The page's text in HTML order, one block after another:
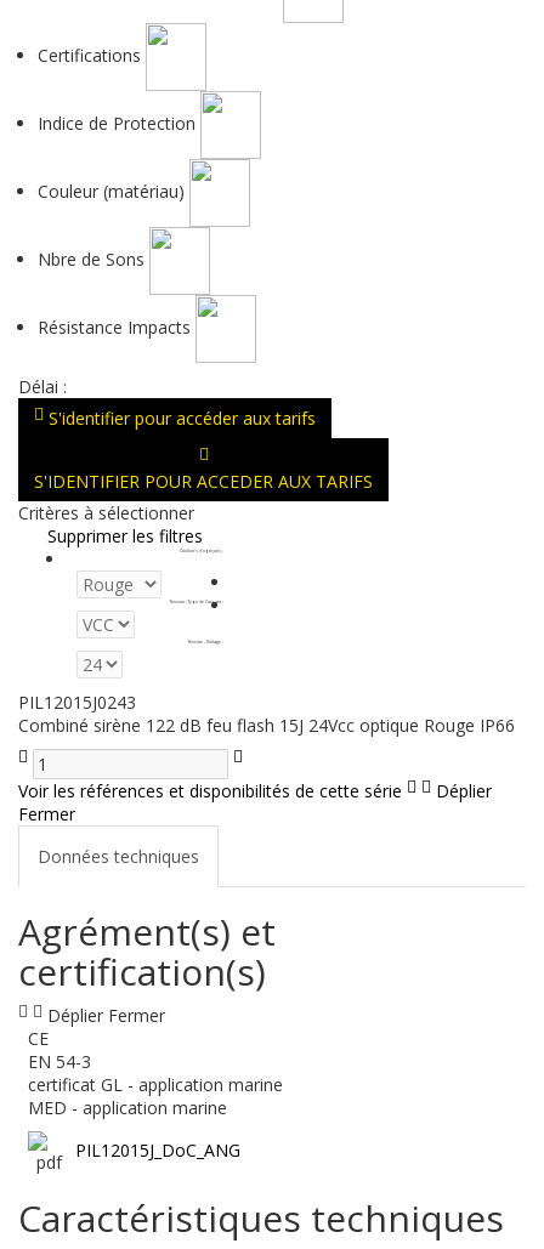
Certifications
Indice de Protection
Couleur (matériau)
Nbre de Sons
Résistance Impacts
Délai :
S'identifier pour accéder aux tarifs
S'IDENTIFIER POUR ACCEDER AUX TARIFS
Critères à sélectionner
Supprimer les filtres
Couleurs d'optiques :
Tension - Type de Courant :
Tension - Voltage :
PIL12015J0243
Combiné sirène 122 dB feu flash 15J 24Vcc optique Rouge IP66
Voir les références et disponibilités de cette série
Déplier
Fermer
Données techniques
Agrément(s) et
certification(s)
Déplier Fermer
CE
EN 54-3
certificat GL - application marine
MED - application marine
PIL12015J_DoC_ANG
Caractéristiques techniques